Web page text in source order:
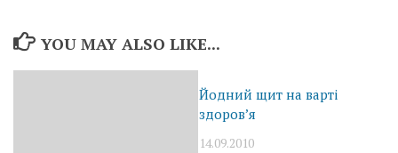
YOU MAY ALSO LIKE...
Йодний щит на варті
здоров’я
14.09.2010